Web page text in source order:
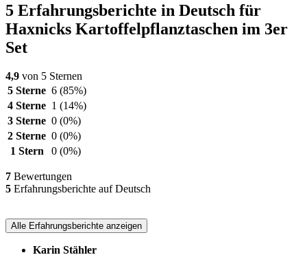
5 Erfahrungsberichte in Deutsch für
Haxnicks Kartoffelpflanztaschen im 3er
Set
4,9 von 5 Sternen
5 Sterne 6 (85%)
4 Sterne 1 (14%)
3 Sterne 0 (0%)
2 Sterne 0 (0%)
1 Stern
0 (0%)
7 Bewertungen
5 Erfahrungsberichte auf Deutsch
Alle Erfahrungsberichte anzeigen
Karin Stähler